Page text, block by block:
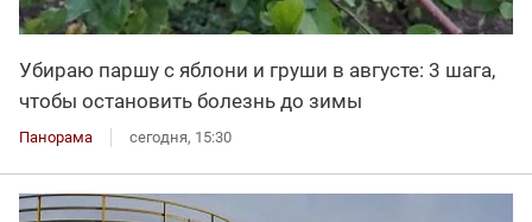
Убираю паршу с яблони и груши в августе: 3 шага,
чтобы остановить болезнь до зимы
Панорама сегодня, 15:30